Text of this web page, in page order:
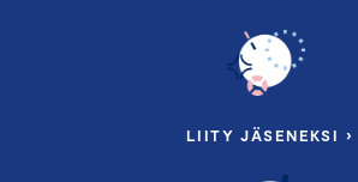
LIITY JÄSENEKSI ›